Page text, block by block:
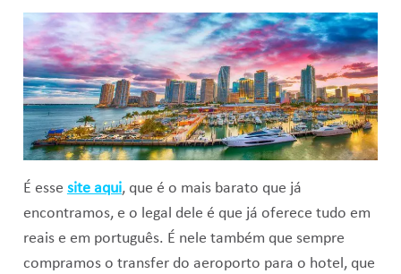
É esse site aqui, que é o mais barato que já
encontramos, e o legal dele é que já oferece tudo em
reais e em português. É nele também que sempre
compramos o transfer do aeroporto para o hotel, que